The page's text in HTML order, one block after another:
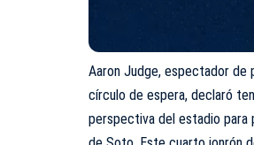
Aaron Judge, espectador de
círculo de espera, declaró
perspectiva del estadio para